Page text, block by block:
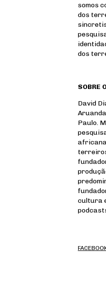
somos
dos
dos
SOBRE
David
Paulo.
cultura